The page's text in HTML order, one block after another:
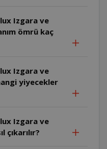
Izgara ve
ömrü kaç
Izgara ve
yiyecekler
Izgara ve